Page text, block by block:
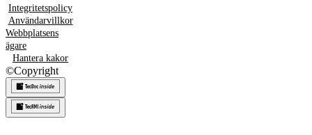
Integritetspolicy
Användarvillkor
Webbplatsens
ägare
Hantera kakor
©Copyright